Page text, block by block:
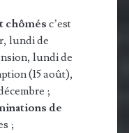
chômés c’est
lundi de
lundi de
(15 août),
;
de
;